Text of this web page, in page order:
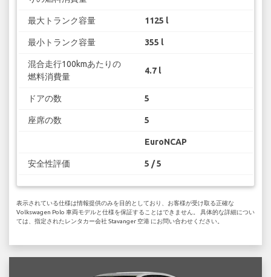
最大トランク容量 1125 l
最小トランク容量 355 l
混合走行100kmあたりの
燃料消費量
4.7 l
ドアの数 5
座席の数 5
EuroNCAP
安全性評価 5 / 5
表示されている仕様は情報提供のみを目的としており、お客様が受け取る正確な
Volkswagen Polo 車両モデルと仕様を保証することはできません。 具体的な詳細につい
ては、指定されたレンタカー会社 Stavanger 空港 にお問い合わせください。